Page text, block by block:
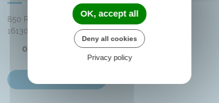
850 Rue des Distilleries
16130
Angeac-Champagne
05 45 83 74 42
OK, accept all
Deny all cookies
Privacy policy